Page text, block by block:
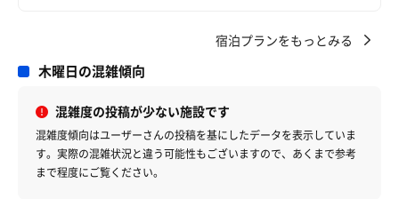
宿泊プランをもっとみる
木曜日の混雑傾向
混雑度の投稿が少ない施設です
混雑度傾向はユーザーさんの投稿を基にしたデータを表示していま
す。 実際の混雑状況と違う可能性もございますので、あくまで参考
まで程度にご覧ください。